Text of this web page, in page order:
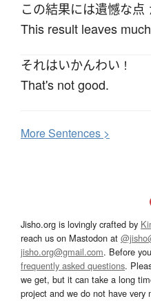
この結果には遺憾な点
This result leaves
それはいかんわい ！
That's not good.
MoreSentences >
Jisho.org is lovingly crafted by
reach us on Mastodon at
jisho.org@gmail.com. Before
frequently asked questions.
we get, but it can take a long
project and we do not have